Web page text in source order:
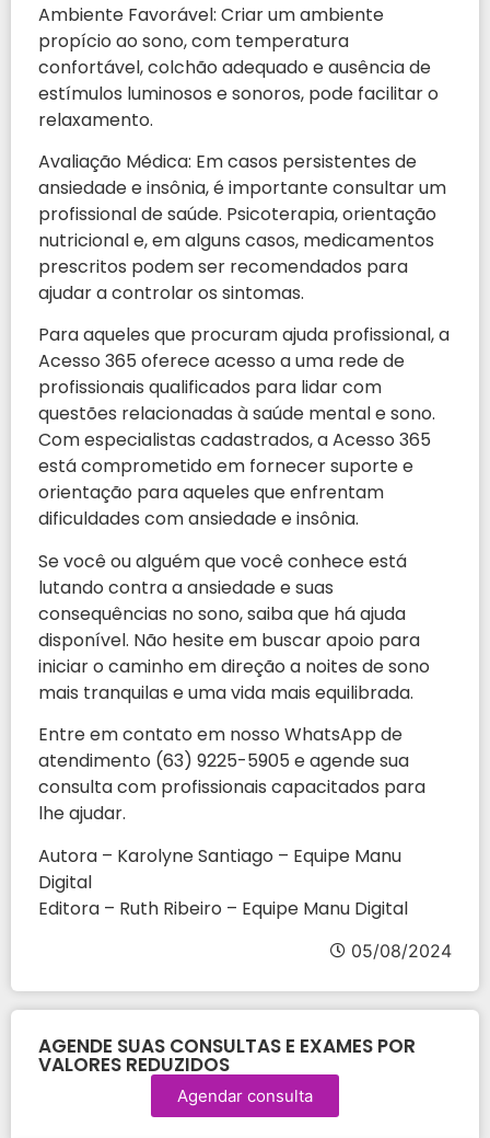
Ambiente Favorável: Criar um ambiente
propício ao sono, com temperatura
confortável, colchão adequado e ausência de
estímulos luminosos e sonoros, pode facilitar o
relaxamento.
Avaliação Médica: Em casos persistentes de
ansiedade e insônia, é importante consultar um
profissional de saúde. Psicoterapia, orientação
nutricional e, em alguns casos, medicamentos
prescritos podem ser recomendados para
ajudar a controlar os sintomas.
Para aqueles que procuram ajuda profissional, a
Acesso 365 oferece acesso a uma rede de
profissionais qualificados para lidar com
questões relacionadas à saúde mental e sono.
Com especialistas cadastrados, a Acesso 365
está comprometido em fornecer suporte e
orientação para aqueles que enfrentam
dificuldades com ansiedade e insônia.
Se você ou alguém que você conhece está
lutando contra a ansiedade e suas
consequências no sono, saiba que há ajuda
disponível. Não hesite em buscar apoio para
iniciar o caminho em direção a noites de sono
mais tranquilas e uma vida mais equilibrada.
Entre em contato em nosso WhatsApp de
atendimento (63) 9225-5905 e agende sua
consulta com profissionais capacitados para
lhe ajudar.
Autora – Karolyne Santiago – Equipe Manu
Digital
Editora – Ruth Ribeiro – Equipe Manu Digital
05/08/2024
AGENDE SUAS CONSULTAS E EXAMES POR
VALORES REDUZIDOS
Agendar consulta